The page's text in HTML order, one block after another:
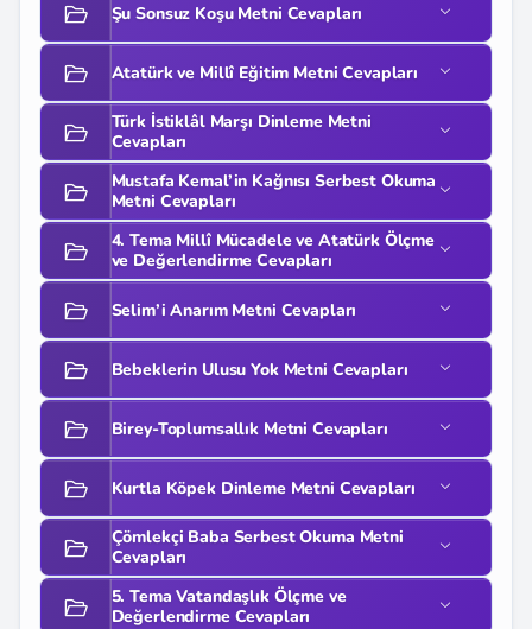
Şu Sonsuz Koşu Metni Cevapları
Atatürk ve Millî Eğitim Metni Cevapları
Türk İstiklâl Marşı Dinleme Metni
Cevapları
Mustafa Kemal’in Kağnısı Serbest Okuma
Metni Cevapları
4. Tema Millî Mücadele ve Atatürk Ölçme
ve Değerlendirme Cevapları
Selim’i Anarım Metni Cevapları
Bebeklerin Ulusu Yok Metni Cevapları
Birey-Toplumsallık Metni Cevapları
Kurtla Köpek Dinleme Metni Cevapları
Çömlekçi Baba Serbest Okuma Metni
Cevapları
5. Tema Vatandaşlık Ölçme ve
Değerlendirme Cevapları